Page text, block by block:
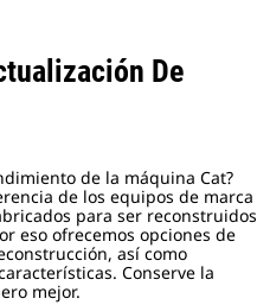
De
de la máquina Cat?
de los equipos de marca
para ser reconstruidos
eso ofrecemos opciones de
así como
Conserve la
mejor.